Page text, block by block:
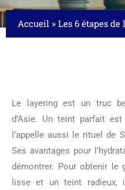
Accueil » Les 6 étapes
Le layering est un truc
d’Asie. Un teint parfait
l’appelle aussi le rituel de
Ses avantages pour
démontrer. Pour obtenir le
lisse et un teint radieux,